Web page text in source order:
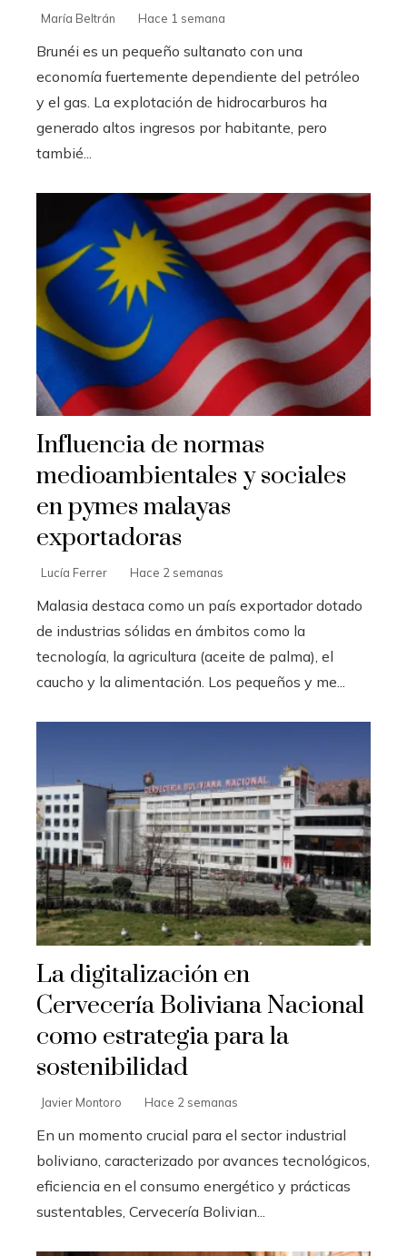
María Beltrán Hace 1 semana
Brunéi es un pequeño sultanato con una
economía fuertemente dependiente del petróleo
y el gas. La explotación de hidrocarburos ha
generado altos ingresos por habitante, pero
tambié...
Influencia de normas
medioambientales y sociales
en pymes malayas
exportadoras
Lucía Ferrer Hace 2 semanas
Malasia destaca como un país exportador dotado
de industrias sólidas en ámbitos como la
tecnología, la agricultura (aceite de palma), el
caucho y la alimentación. Los pequeños y me...
La digitalización en
Cervecería Boliviana Nacional
como estrategia para la
sostenibilidad
Javier Montoro Hace 2 semanas
En un momento crucial para el sector industrial
boliviano, caracterizado por avances tecnológicos,
eficiencia en el consumo energético y prácticas
sustentables, Cervecería Bolivian...